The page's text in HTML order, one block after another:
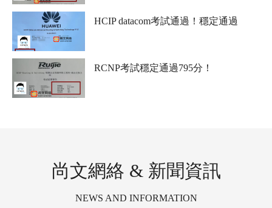
RCNP考試通過，這個分數比較絕！是個狠人
HCIP datacom考試通過！穩定通過
RCNP考試穩定通過795分！
尚文網絡 & 新聞資訊
NEWS AND INFORMATION